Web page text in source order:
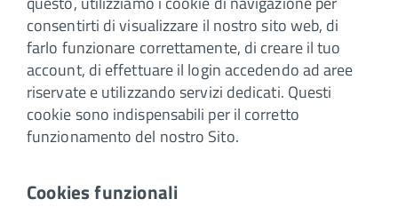
consentirti di visualizzare il nostro sito web, di
farlo funzionare correttamente, di creare il tuo
account, di effettuare il login accedendo ad aree
riservate e utilizzando servizi dedicati. Questi
cookie sono indispensabili per il corretto
funzionamento del nostro Sito.
Cookies funzionali